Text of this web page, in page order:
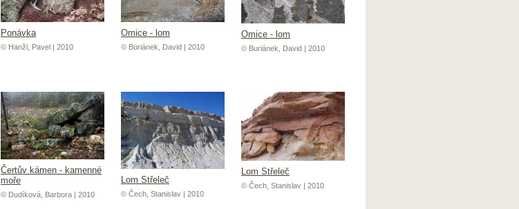
Ponávka
© Hanžl, Pavel | 2010
Omice - lom
© Buriánek, David | 2010
Omice - lom
© Buriánek, David | 2010
Čertův kámen - kamenné
moře
© Dudíková, Barbora | 2010
Lom Střeleč
© Čech, Stanislav | 2010
Lom Střeleč
© Čech, Stanislav | 2010